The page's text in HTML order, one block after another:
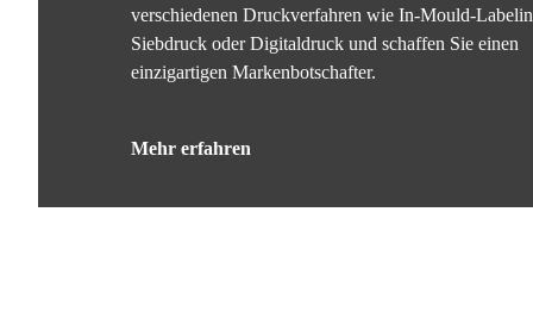
verschiedenen Druckverfahren wie In-Mould-
Siebdruck oder Digitaldruck und schaffen Sie einen
einzigartigen Markenbotschafter.
Mehr erfahren